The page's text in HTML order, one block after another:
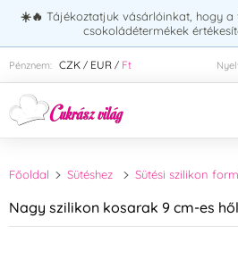
☀️🔥 Tájékoztatjuk vásárlóinkat, hogy
csokoládétermékek
Pénznem: CZK / EUR / Ft
Adja meg a keresett
Főoldal Sütéshez Sütési szilikon
Nagy szilikon kosarak 9 cm-es